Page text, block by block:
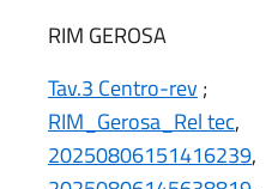
RIM GEROSA
Tav.3 Centro-rev ;
RIM_Gerosa_Rel tec,
20250806151416239,